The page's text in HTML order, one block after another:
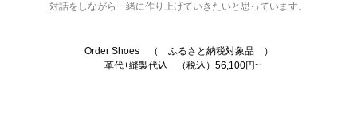
対話をしながら一緒に作り上げていきたいと思っています。
Order Shoes （ ふるさと納税対象品 ）
革代+縫製代込 （税込）56,100円~